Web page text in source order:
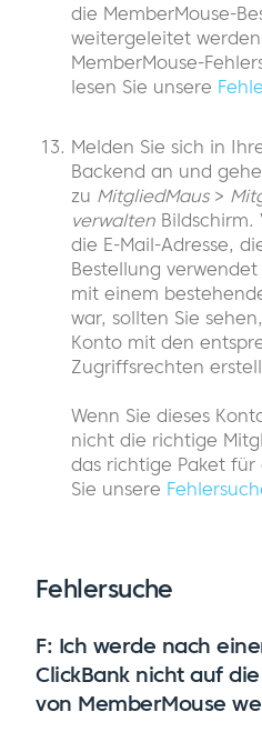
die MemberMouse-
weitergeleitet
MemberMouse-
lesen Sie unsere
Melden Sie sich in
Backend an und
zu MitgliedMaus>
verwalten Bildschirm.
die E-Mail-Adresse,
Bestellung
mit einem
war, sollten Sie
Konto mit den
Zugriffsrechten
Wenn Sie dieses
nicht die richtige
das richtige Paket
Sie unsere
Fehlersuche
F: Ich werde nach
ClickBank nicht auf
von MemberMouse